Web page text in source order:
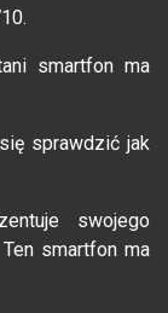
smartfon ma
sprawdzić jak
swojego
smartfon ma